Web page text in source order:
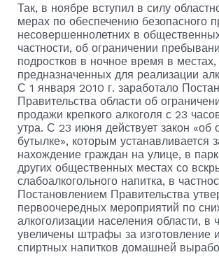
Так, в ноябре вступил в силу
мерах по обеспечению безопасного
несовершеннолетних в
частности, об ограничении
подростков в ночное время в местах,
предназначенных для реализации
С 1 января 2010 г. заработало
Правительства области об
продажи крепкого алкоголя с 23
утра. С 23 июня действует закон «об
бутылке», которым устанавливается
нахождение граждан на улице, в
других общественных местах со
слабоалкогольного напитка, в
Постановлением Правительства
первоочередных мероприятий по
алкоголизации населения области, в
увеличены штрафы за изготовление
спиртных напитков домашней